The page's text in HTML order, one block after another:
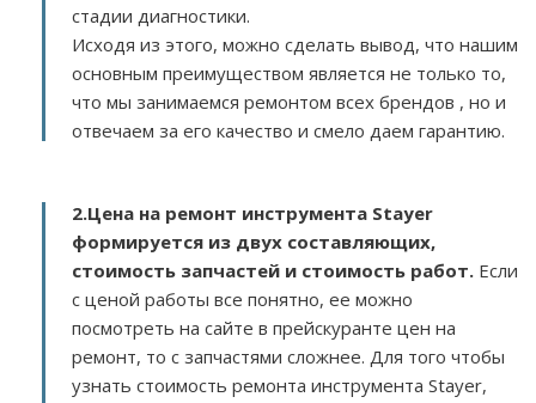
стадии диагностики.
Исходя из этого, можно сделать вывод, что нашим
основным преимуществом является не только то,
что мы занимаемся ремонтом всех брендов , но и
отвечаем за его качество и смело даем гарантию.
2.Цена на ремонт инструмента Stayer
формируется из двух составляющих,
стоимость запчастей и стоимость работ. Если
с ценой работы все понятно, ее можно
посмотреть на сайте в прейскуранте цен на
ремонт, то с запчастями сложнее. Для того чтобы
узнать стоимость ремонта инструмента Stayer,